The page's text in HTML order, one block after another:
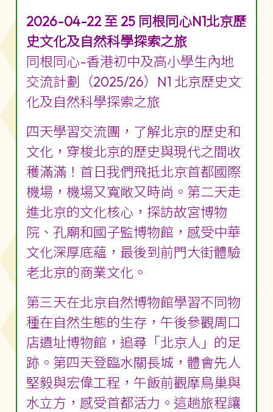
2026-04-22 至 25 同根同心N1北京歷
史文化及自然科學探索之旅
同根同心-香港初中及高小學生內地
交流計劃（2025/26）N1 北京歷史文
化及自然科學探索之旅
四天學習交流團，了解北京的歷史和
文化，穿梭北京的歷史與現代之間收
穫滿滿！首日我們飛抵北京首都國際
機場，機場又寬敞又時尚。第二天走
進北京的文化核心，探訪故宮博物
院、孔廟和國子監博物館，感受中華
文化深厚底蘊，最後到前門大街體驗
老北京的商業文化。
第三天在北京自然博物館學習不同物
種在自然生態的生存，午後參觀周口
店遺址博物館，追尋「北京人」的足
跡。第四天登臨水關長城，體會先人
堅毅與宏偉工程，午飯前觀摩鳥巢與
水立方，感受首都活力。這趟旅程讓